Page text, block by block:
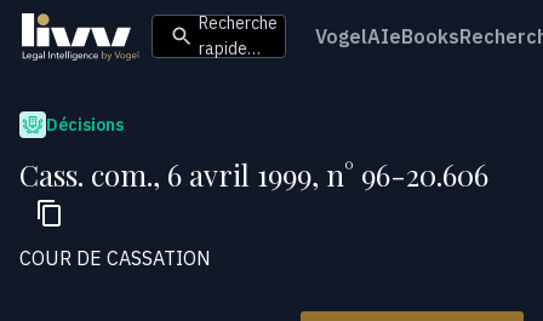
Recherche
rapide…
VogelAIeBooks
Décisions
Cass. com., 6 avril 1999, n° 96-20.606
COUR DE CASSATION